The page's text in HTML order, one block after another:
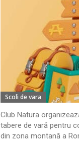
Scoli de vara
Club Natura
tabere de vară pentru
din zona montană a